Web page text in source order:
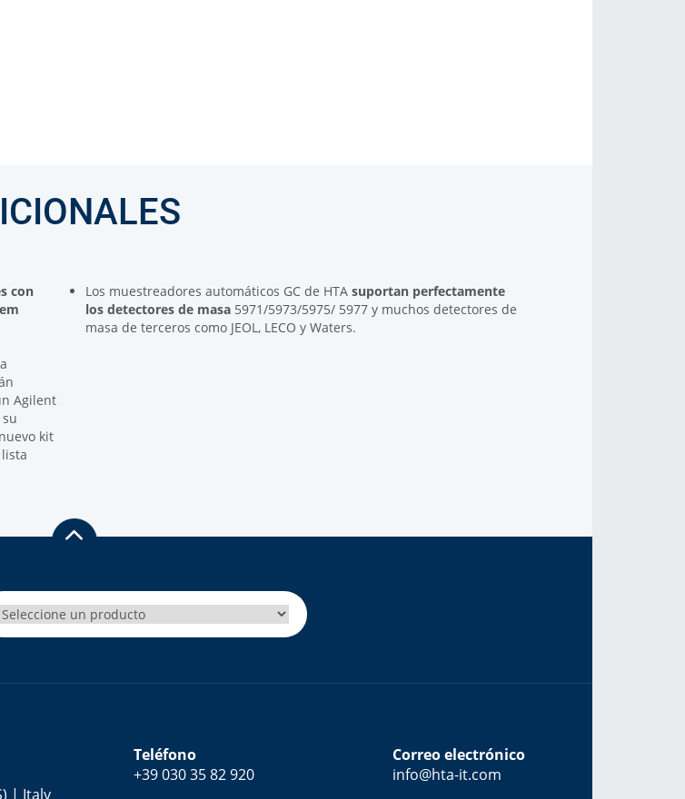
con
Los muestreadores automáticos GC de HTA suportan perfectamente
los detectores de masa5971/5973/5975/ 5977 y muchos detectores de
masa de terceros como JEOL, LECO y Waters.
Agilent
kit
| Italy
Teléfono
+39 030 35 82 920
Correo electrónico
info@hta-it.com